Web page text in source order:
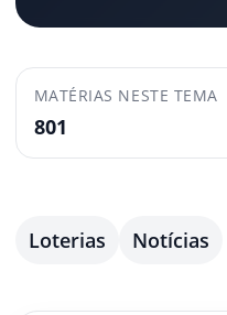
MATÉRIAS NESTE TEMA
801
Loterias Notícias